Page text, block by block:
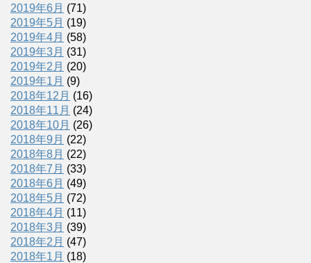
2019年6月 (71)
2019年5月 (19)
2019年4月 (58)
2019年3月 (31)
2019年2月 (20)
2019年1月 (9)
2018年12月 (16)
2018年11月 (24)
2018年10月 (26)
2018年9月 (22)
2018年8月 (22)
2018年7月 (33)
2018年6月 (49)
2018年5月 (72)
2018年4月 (11)
2018年3月 (39)
2018年2月 (47)
2018年1月 (18)